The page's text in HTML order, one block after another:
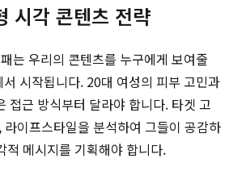
시각 콘텐츠 전략
는 우리의 콘텐츠를 누구에게 보여줄
시작됩니다. 20대 여성의 피부 고민과
접근 방식부터 달라야 합니다. 타겟 고
이프스타일을 분석하여 그들이 공감하
적 메시지를 기획해야 합니다.